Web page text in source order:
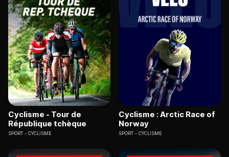
Cyclisme - Tour de
République tchèque
SPORT CYCLISME
Cyclisme : Arctic Race of
Norway
SPORT CYCLISME